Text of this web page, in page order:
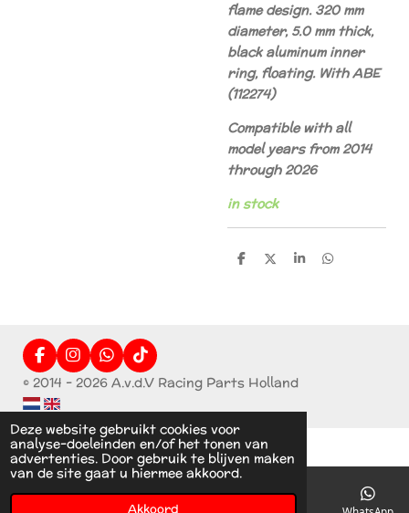
Deze website gebruikt cookies voor
analyse-doeleinden en/of het tonen van
advertenties. Door gebruik te blijven maken
van de site gaat u hiermee akkoord.
Akkoord
flame design. 320 mm
diameter, 5.0 mm thick,
black aluminum inner
ring, floating. With ABE
(112274)
Compatible with all
model years from 2014
through 2026
in stock
D
D
S
D
F
a
c
e
o
o
k
I
n
s
a
g
r
a
m
W
h
a
A
p
p
T
i
k
o
k
© 2014 - 2026 A.v.d.V Racing Parts Holland